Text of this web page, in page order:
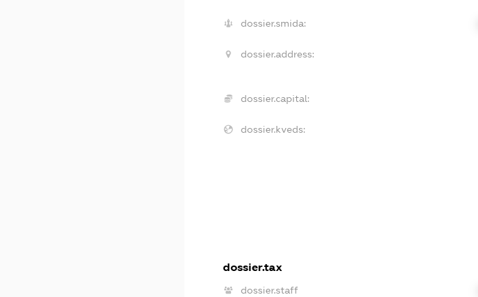
dossier.smida:
dossier.address:
dossier.capital:
dossier.kveds:
dossier.tax
dossier.staff